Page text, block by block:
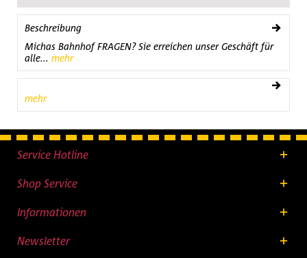
Beschreibung
Michas Bahnhof FRAGEN? Sie erreichen unser Geschäft für
alle... mehr
mehr
Service Hotline
Shop Service
Informationen
Newsletter